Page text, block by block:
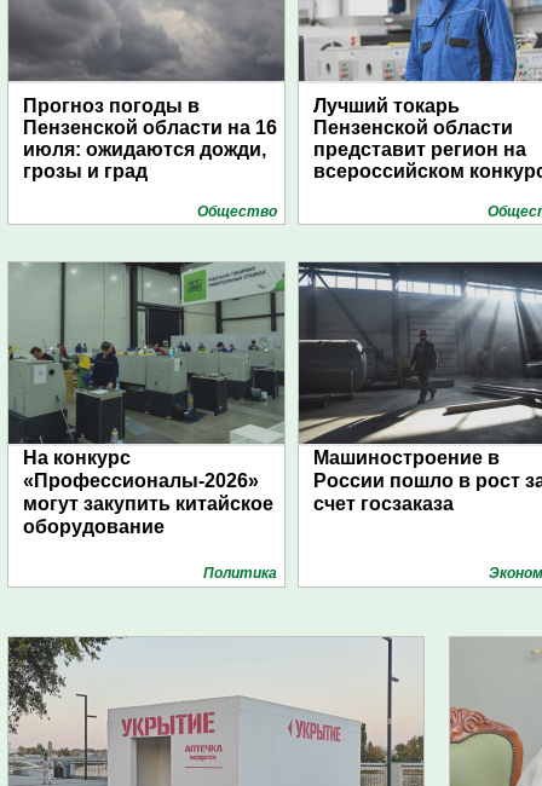
Прогноз погоды в
Пензенской области на 16
июля: ожидаются дожди,
грозы и град
Общество
Лучший токарь
Пензенской области
представит регион на
всероссийском
На конкурс
«Профессионалы-2026»
могут закупить китайское
оборудование
Политика
Машиностроение в
России пошло в рост
счет госзаказа